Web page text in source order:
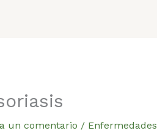
un comentario / Enfermedades